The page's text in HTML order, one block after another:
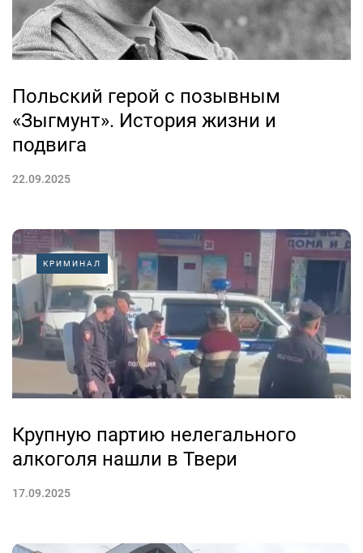
Польский герой с позывным
«Зыгмунт». История жизни и
подвига
22.09.2025
КРИМИНАЛ
Крупную партию нелегального
алкоголя нашли в Твери
17.09.2025